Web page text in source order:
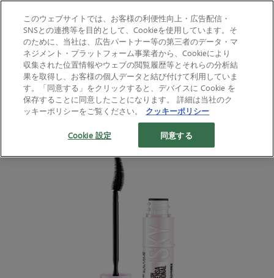
ホーム ALL PRODUCTS EYE マスカラ スカイハイ プライマー
スカイハイ プライマー
あわせ使いで、 さらにロング*2！さらにリフトキ
ープ*2！ 24時間*3。上向き#美記憶まつ毛
¥1694 （税込） ※メーカー希望小売価格
このウェブサイトでは、お客様の利便性向上・広告配信・
SNSとの連携等を目的として、Cookieを使用しています。そ
のために、当社は、広告パートナー等の第三者のデータ・マ
ネジメント・プラットフォーム事業者から、Cookieにより
収集された位置情報やウェブの閲覧履歴等とそれらの分析結
果を取得し、お客様の個人データと結び付けて利用していま
す。「同意する」をクリックすると、デバイスに Cookie を
保存することに同意したことになります。 詳細は当社のク
ッキーポリシーをご覧ください。
クッキーポリシー
Cookie 設定 同意する